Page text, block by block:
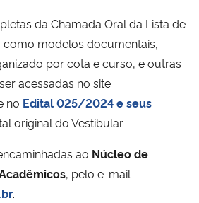
da Chamada Oral da Lista de
como modelos documentais,
por cota e curso, e outras
acessadas no site
no Edital 025/2024 e seus
original do Vestibular.
ao Núcleo de
, pelo e-mail
.